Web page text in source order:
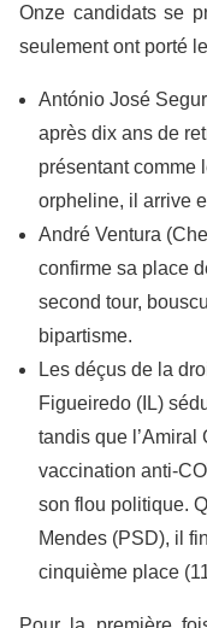
Onze candidats se
seulement ont porté
António José
après dix ans de
présentant comme
orpheline, il arrive
André Ventura
confirme sa place
second tour,
bipartisme.
Les déçus de la
Figueiredo (IL)
tandis que l’Amiral
vaccination anti-
son flou politique.
Mendes (PSD), il
cinquième place